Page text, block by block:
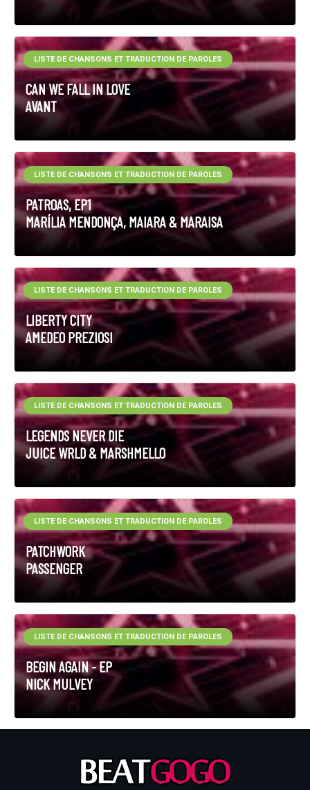
CAN WE FALL IN LOVE
AVANT
LISTE DE CHANSONS ET TRADUCTION DE PAROLES
PATROAS, EP1
MARÍLIA MENDONÇA, MAIARA & MARAISA
LISTE DE CHANSONS ET TRADUCTION DE PAROLES
LIBERTY CITY
AMEDEO PREZIOSI
LISTE DE CHANSONS ET TRADUCTION DE PAROLES
LEGENDS NEVER DIE
JUICE WRLD & MARSHMELLO
LISTE DE CHANSONS ET TRADUCTION DE PAROLES
PATCHWORK
PASSENGER
LISTE DE CHANSONS ET TRADUCTION DE PAROLES
BEGIN AGAIN - EP
NICK MULVEY
LISTE DE CHANSONS ET TRADUCTION DE PAROLES